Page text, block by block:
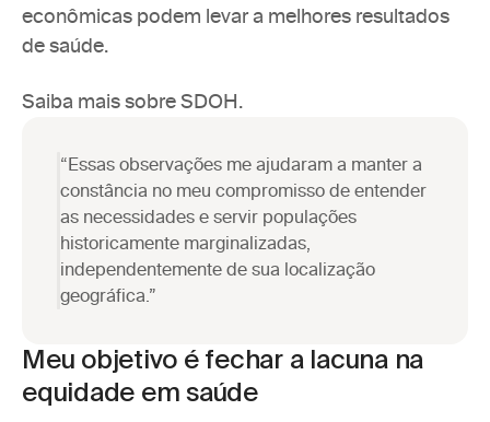
econômicas podem levar a melhores resultados
de saúde.
Saiba mais sobre SDOH.
“Essas observações me ajudaram a manter a
constância no meu compromisso de entender
as necessidades e servir populações
historicamente marginalizadas,
independentemente de sua localização
geográfica.”
Meu objetivo é fechar a lacuna na
equidade em saúde